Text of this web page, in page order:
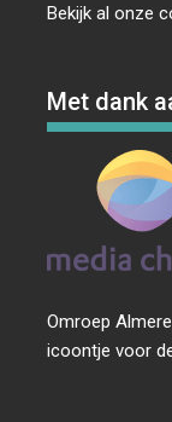
Bekijk al onze
Met dank
Omroep
icoontje voor